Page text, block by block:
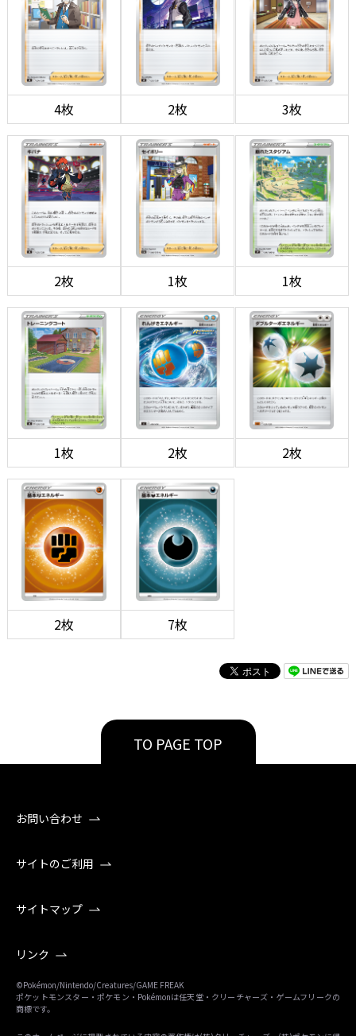
4枚 2枚 3枚
2枚 1枚 1枚
1枚 2枚 2枚
2枚 7枚
TO PAGE TOP
お問い合わせ
サイトのご利用
サイトマップ
リンク
©Pokémon/Nintendo/Creatures/GAME FREAK
ポケットモンスター・ポケモン・Pokémonは任天堂・クリーチャーズ・ゲームフリークの
商標です。